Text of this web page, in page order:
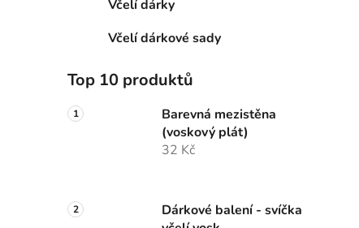
Včelí dárky
Včelí dárkové sady
Top 10 produktů
Barevná mezistěna
(voskový plát)
32 Kč
Dárkové balení - svíčka